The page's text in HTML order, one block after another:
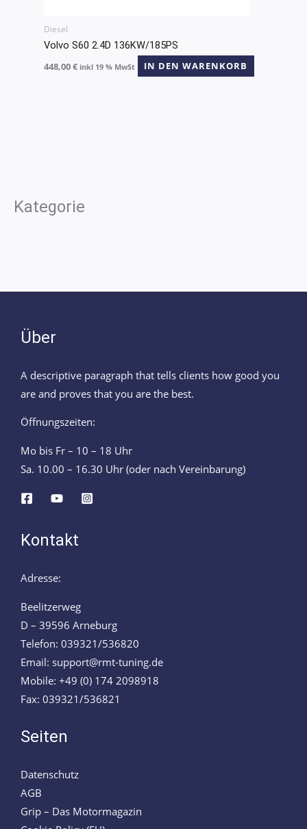
Kategorie
Diesel
Volvo S60 2.4D 136KW/185PS
448,00€ inkl 19 % MwSt IN DEN WARENKORB
Über
A descriptive paragraph that tells clients how good you
are and proves that you are the best.
Öffnungszeiten:
Mo bis Fr – 10 – 18 Uhr
Sa. 10.00 – 16.30 Uhr (oder nach Vereinbarung)
Kontakt
Adresse:
Beelitzerweg
D – 39596 Arneburg
Telefon: 039321/536820
Email: support@rmt-tuning.de
Mobile: +49 (0) 174 2098918
Fax: 039321/536821
Seiten
Datenschutz
AGB
Grip – Das Motormagazin